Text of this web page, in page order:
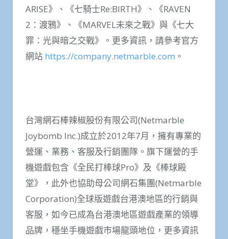
ARISE》、《七騎士Re:BIRTH》、《RAVEN
2：渡鴉》、《MARVEL未來之戰》與《七大
罪：光與暗之交戰》。更多資訊，請參考官方
網站 https://company.netmarble.com 。
台灣網石棒辣椒股份有限公司(Netmarble
Joybomb Inc.)成立於2012年7月，擁有專業的
營運、業務、客服及行銷團隊。旗下運營的手
機遊戲包含《全民打棒球Pro》及《棒球殿
堂》，此外也協助母公司網石集團(Netmarble
Corporation)全球版遊戲台港澳地區的行銷與
客服，如今已成為台港澳地區遊戲產業的領導
品牌，穩坐手機遊戲市場龍頭地位，更多資訊